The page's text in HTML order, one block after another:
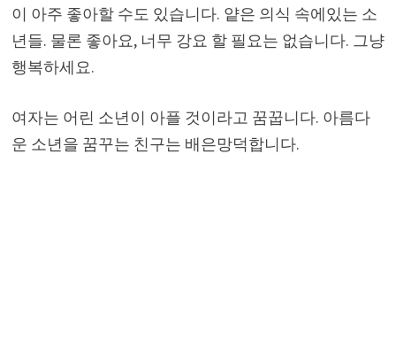
이 아주 좋아할 수도 있습니다. 얕은 의식 속에있는 소
년들. 물론 좋아요, 너무 강요 할 필요는 없습니다. 그냥
행복하세요.
여자는 어린 소년이 아플 것이라고 꿈꿉니다. 아름다
운 소년을 꿈꾸는 친구는 배은망덕합니다.